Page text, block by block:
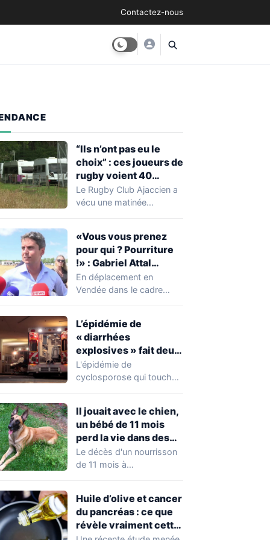
Contactez-nous
“Ils n’ont pas eu le
choix” : ces joueurs de
rugby voient 40
caravanes de gens du
voyage s’installer
heure
Le Rugby Club Ajaccien a
vécu une matinée
découverte d'une…
«Vous vous prenez
pour qui ? Pourriture
!» : Gabriel Attal
chahuté sur un
campement illégal
En déplacement en
Vendée dans le cadre
occupations…
L’épidémie de
« diarrhées
explosives » fait deux
premiers morts
L'épidémie de
cyclosporose qui touche
aggravation. Les autorités
sanitaires…
Il jouait avec le chien,
un bébé de 11 mois
perd la vie dans des
circonstances
horribles
Le décès d'un nourrisson
de 11 mois à
profondément…
Huile d’olive et cancer
du pancréas : ce que
révèle vraiment cette